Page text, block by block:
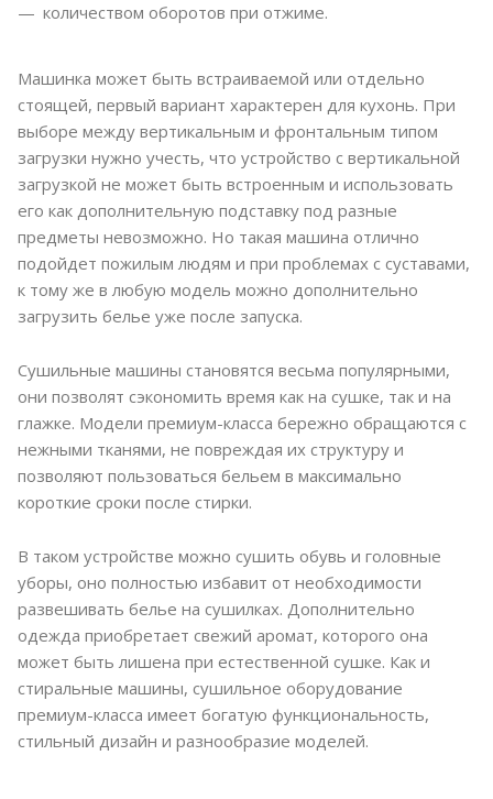
количеством оборотов при отжиме.
Машинка может быть встраиваемой или отдельно
стоящей, первый вариант характерен для кухонь. При
выборе между вертикальным и фронтальным типом
загрузки нужно учесть, что устройство с вертикальной
загрузкой не может быть встроенным и использовать
его как дополнительную подставку под разные
предметы невозможно. Но такая машина отлично
подойдет пожилым людям и при проблемах с суставами,
к тому же в любую модель можно дополнительно
загрузить белье уже после запуска.
Сушильные машины становятся весьма популярными,
они позволят сэкономить время как на сушке, так и на
глажке. Модели премиум-класса бережно обращаются с
нежными тканями, не повреждая их структуру и
позволяют пользоваться бельем в максимально
короткие сроки после стирки.
В таком устройстве можно сушить обувь и головные
уборы, оно полностью избавит от необходимости
развешивать белье на сушилках. Дополнительно
одежда приобретает свежий аромат, которого она
может быть лишена при естественной сушке. Как и
стиральные машины, сушильное оборудование
премиум-класса имеет богатую функциональность,
стильный дизайн и разнообразие моделей.